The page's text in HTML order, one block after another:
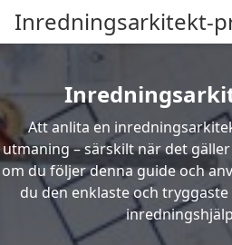
Inredningsarkitekt-
Att anlita en
utmaning – särskilt när det
om du följer denna guide och
du den enklaste och